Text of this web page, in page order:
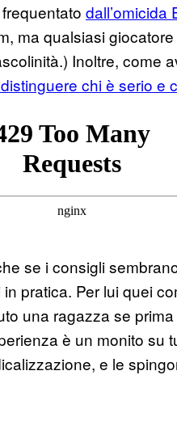
dall’omicida
ma qualsiasi
Inoltre, come
chi è serio e
se i consigli
in pratica. Per lui quei
una ragazza se
è un monito su
e le